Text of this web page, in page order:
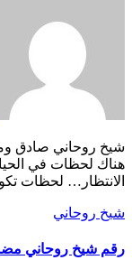
شيخ روحاني صادق ومجرب – نتائج فورية ومضمونة بدون مقدم
هناك لحظات في
الانتظار… لحظات
شيخ روحاني
رقم شيخ روحاني